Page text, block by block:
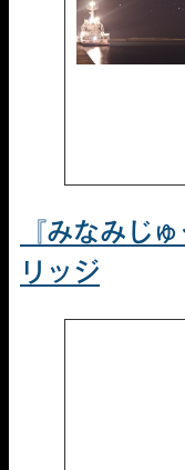
『みなみじ
リッジ